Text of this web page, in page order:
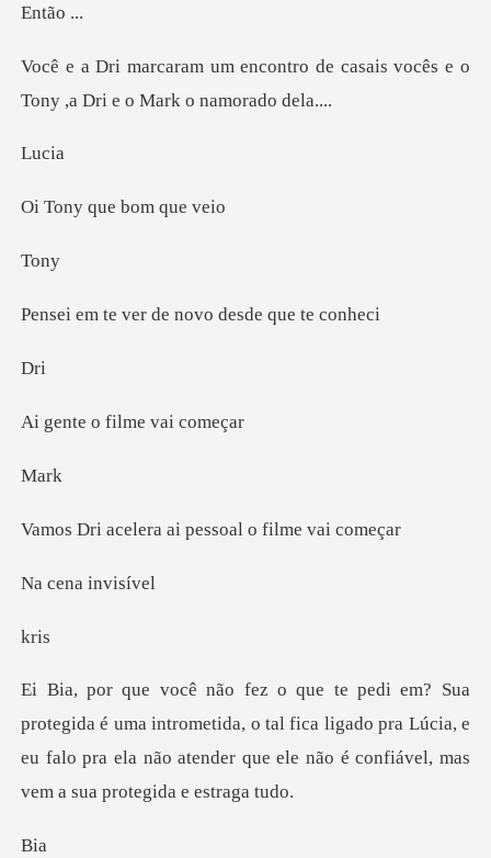
ão
ro de casais vocês e o
Tony ,a
u
que bom
o
r de novo desde
r
o filme v
a
a ai pessoal o f
na in
r
intrometida, o tal fica ligado pra Lúcia, e
eu falo pra ela não aten
i